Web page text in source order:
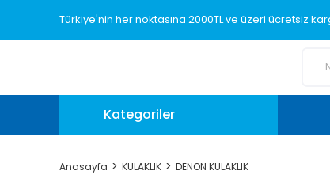
Türkiye'nin her noktasına 2000TL ve üzeri ücretsiz
Kategoriler
Anasayfa KULAKLIK DENON KULAKLIK